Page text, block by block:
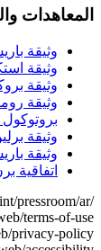
المعاهدات
وثيقة باريس
وثيقة
وثيقة
وثيقة روما
بروتوكول
وثيقة برلين
وثيقة
اتفاقية
pressroom/ar/
terms-of-use
privacy-policy